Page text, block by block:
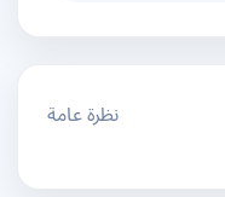
نظرة عامة